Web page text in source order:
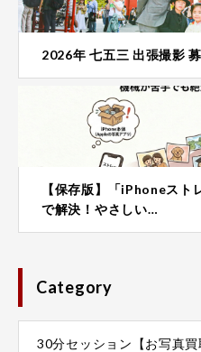
2026年 七五三 出張撮影
【保存版】「iPhoneスト
で解決！やさしい…
Category
30分セッション【お写真買